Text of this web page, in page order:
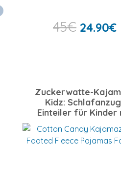
45€ 24.90€
Zuckerwatte-
Kidz:
Einteiler für Kinder
Füßlingen